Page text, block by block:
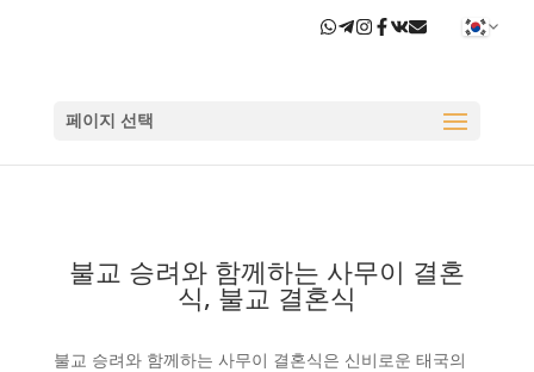
페이지 선택
불교 승려와 함께하는 사무이 결혼
식, 불교 결혼식
불교 승려와 함께하는 사무이 결혼식은 신비로운 태국의